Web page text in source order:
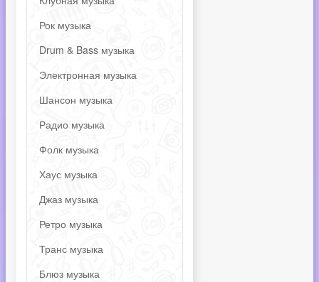
Рок музыка
Drum & Bass музыка
Электронная музыка
Шансон музыка
Радио музыка
Фолк музыка
Хаус музыка
Джаз музыка
Ретро музыка
Транс музыка
Блюз музыка